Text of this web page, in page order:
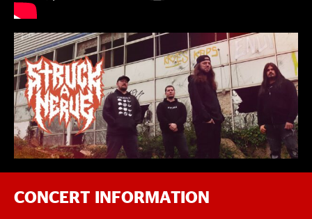
CONCERT INFORMATION